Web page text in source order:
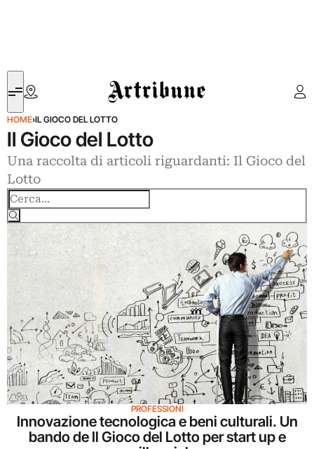
Artribune
HOME›IL GIOCO DEL LOTTO
Il Gioco del Lotto
Una raccolta di articoli riguardanti: Il Gioco del
Lotto
Cerca
PROFESSIONI
Innovazione tecnologica e beni culturali. Un
bando de Il Gioco del Lotto per start up e